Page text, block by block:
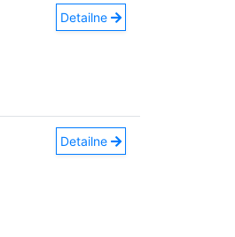
Detailne
Detailne